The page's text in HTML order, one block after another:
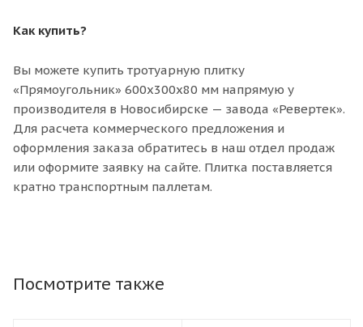
Как купить?
Вы можете купить тротуарную плитку
«Прямоугольник» 600х300х80 мм напрямую у
производителя в Новосибирске — завода «Ревертек».
Для расчета коммерческого предложения и
оформления заказа обратитесь в наш отдел продаж
или оформите заявку на сайте. Плитка поставляется
кратно транспортным паллетам.
Посмотрите также